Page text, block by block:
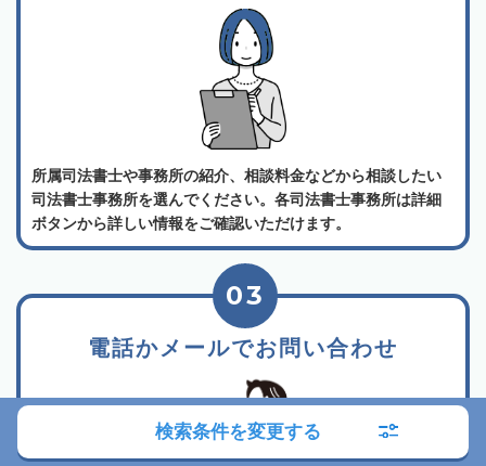
所属司法書士や事務所の紹介、相談料金などから相談したい
司法書士事務所を選んでください。各司法書士事務所は詳細
ボタンから詳しい情報をご確認いただけます。
電話かメールでお問い合わせ
03
検索条件を変更する